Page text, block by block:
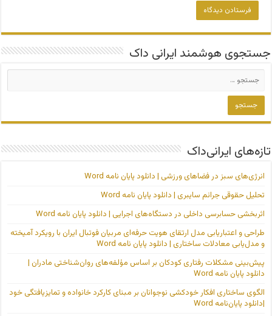
جستجوی هوشمند ایرانی داک
تازه‌های ایرانی‌داک
انرژی‌های سبز در فضاهای ورزشی | دانلود پایان نامه Word
تحلیل حقوقی جرائم سایبری | دانلود پایان نامه Word
اثربخشی حسابرسی داخلی در دستگاه‌های اجرایی | دانلود پایان نامه Word
طراحی و اعتباریابی مدل ارتقای هویت حرفه‌ای مربیان فوتبال ایران با رویکرد آمیخته
و مدل‌یابی معادلات ساختاری | دانلود پایان نامه Word
پیش‌بینی مشکلات رفتاری کودکان بر اساس مؤلفه‌های روان‌شناختی مادران |
دانلود پایان نامه Word
الگوی ساختاری افکار خودکشی نوجوانان بر مبنای کارکرد خانواده و تمایزیافتگی خود
|دانلود پایان‌نامه Word